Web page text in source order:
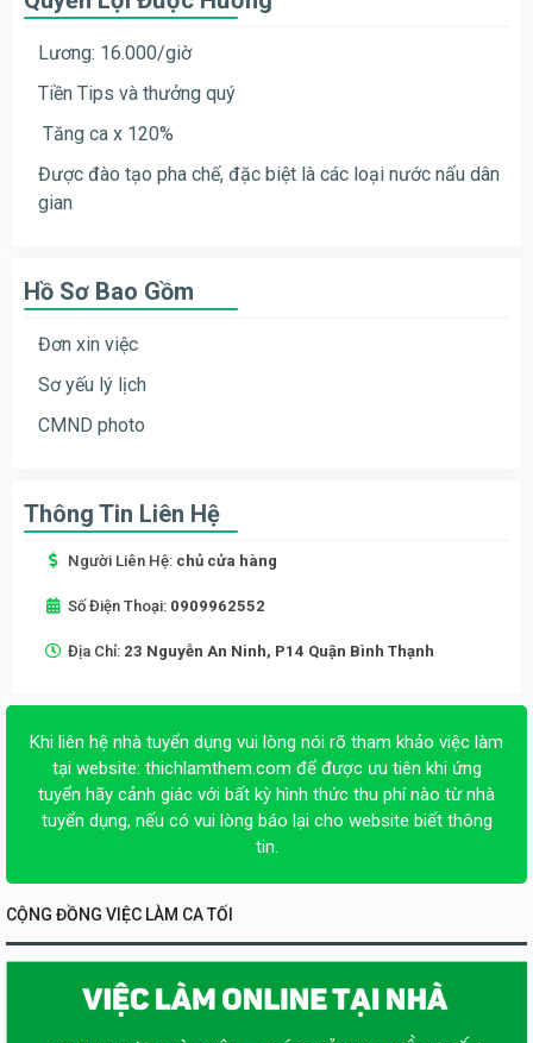
Lương: 16.000/giờ
Tiền Tips và thưởng quý
Tăng ca x 120%
Được đào tạo pha chế, đặc biệt là các loại nước nấu dân
gian
Hồ Sơ Bao Gồm
Đơn xin việc
Sơ yếu lý lịch
CMND photo
Thông Tin Liên Hệ
Người Liên Hệ: chủ cửa hàng
Số Điện Thoại: 0909962552
Địa Chỉ: 23 Nguyễn An Ninh, P14 Quận Bình Thạnh
Khi liên hệ nhà tuyển dụng vui lòng nói rõ tham khảo việc làm
tại website: thichlamthem.com để được ưu tiên khi ứng
tuyển hãy cảnh giác với bất kỳ hình thức thu phí nào từ nhà
tuyển dụng, nếu có vui lòng báo lại cho website biết thông
tin.
CỘNG ĐỒNG VIỆC LÀM CA TỐI